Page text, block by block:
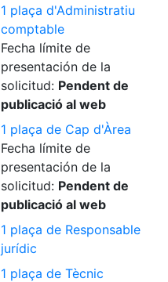
1 plaça d'Administratiu
comptable
Fecha límite de
presentación de la
solicitud: Pendent de
publicació al web
1 plaça de Cap d'Àrea
Fecha límite de
presentación de la
solicitud: Pendent de
publicació al web
1 plaça de Responsable
jurídic
1 plaça de Tècnic